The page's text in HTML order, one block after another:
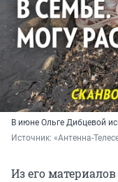
В июне Ольге Дибцевой
Источник: «Антенна-
Из его